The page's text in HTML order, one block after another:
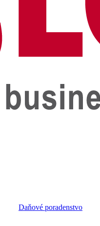
Daňové poradenstvo